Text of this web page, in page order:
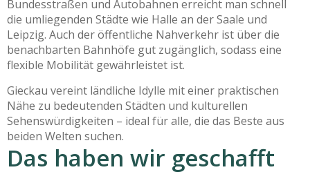
Bundesstraßen und Autobahnen erreicht man schnell
die umliegenden Städte wie Halle an der Saale und
Leipzig. Auch der öffentliche Nahverkehr ist über die
benachbarten Bahnhöfe gut zugänglich, sodass eine
flexible Mobilität gewährleistet ist.
Gieckau vereint ländliche Idylle mit einer praktischen
Nähe zu bedeutenden Städten und kulturellen
Sehenswürdigkeiten – ideal für alle, die das Beste aus
beiden Welten suchen.
Das haben wir geschafft